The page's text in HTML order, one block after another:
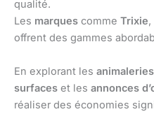
qualité.
Les marques comme Trixie,
offrent des gammes
En explorant les
surfaces et les annonces
réaliser des économies